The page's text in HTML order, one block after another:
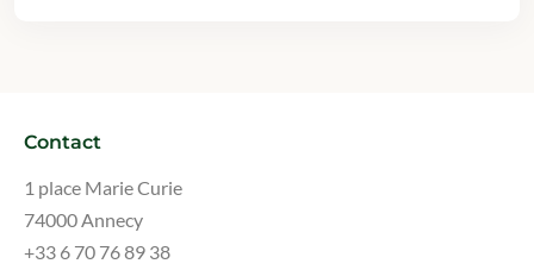
Contact
1 place Marie Curie
74000 Annecy
+33 6 70 76 89 38